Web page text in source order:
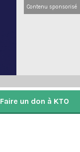
Contenu sponsorisé
Faire un don à KTO